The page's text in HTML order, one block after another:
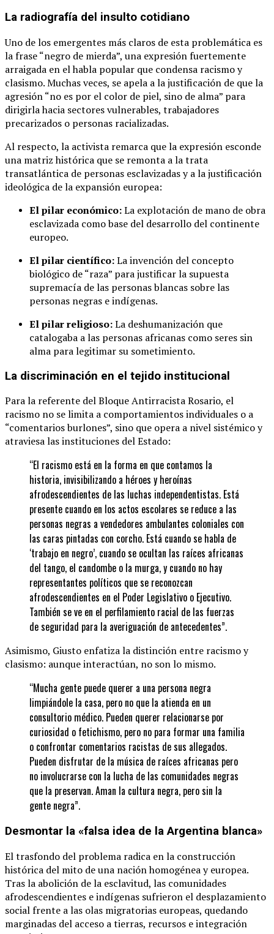
La radiografía del insulto cotidiano
Uno de los emergentes más claros de esta problemática es
la frase “negro de mierda”, una expresión fuertemente
arraigada en el habla popular que condensa racismo y
clasismo. Muchas veces, se apela a la justificación de que la
agresión “no es por el color de piel, sino de alma” para
dirigirla hacia sectores vulnerables, trabajadores
precarizados o personas racializadas.
Al respecto, la activista remarca que la expresión esconde
una matriz histórica que se remonta a la trata
transatlántica de personas esclavizadas y a la justificación
ideológica de la expansión europea:
El pilar económico:La explotación de mano de obra
esclavizada como base del desarrollo del continente
europeo.
El pilar científico:La invención del concepto
biológico de “raza” para justificar la supuesta
supremacía de las personas blancas sobre las
personas negras e indígenas.
El pilar religioso:La deshumanización que
catalogaba a las personas africanas como seres sin
alma para legitimar su sometimiento.
La discriminación en el tejido institucional
Para la referente del Bloque Antirracista Rosario, el
racismo no se limita a comportamientos individuales o a
“comentarios burlones”, sino que opera a nivel sistémico y
atraviesa las instituciones del Estado:
“El racismo está en la forma en que contamos la
historia, invisibilizando a héroes y heroínas
afrodescendientes de las luchas independentistas. Está
presente cuando en los actos escolares se reduce a las
personas negras a vendedores ambulantes coloniales con
las caras pintadas con corcho. Está cuando se habla de
‘trabajo en negro’, cuando se ocultan las raíces africanas
del tango, el candombe o la murga, y cuando no hay
representantes políticos que se reconozcan
afrodescendientes en el Poder Legislativo o Ejecutivo.
También se ve en el perfilamiento racial de las fuerzas
de seguridad para la averiguación de antecedentes”.
Asimismo, Giusto enfatiza la distinción entre racismo y
clasismo: aunque interactúan, no son lo mismo.
“Mucha gente puede querer a una persona negra
limpiándole la casa, pero no que la atienda en un
consultorio médico. Pueden querer relacionarse por
curiosidad o fetichismo, pero no para formar una familia
o confrontar comentarios racistas de sus allegados.
Pueden disfrutar de la música de raíces africanas pero
no involucrarse con la lucha de las comunidades negras
que la preservan. Aman la cultura negra, pero sin la
gente negra”.
Desmontar la «falsa idea de la Argentina blanca»
El trasfondo del problema radica en la construcción
histórica del mito de una nación homogénea y europea.
Tras la abolición de la esclavitud, las comunidades
afrodescendientes e indígenas sufrieron el desplazamiento
social frente a las olas migratorias europeas, quedando
marginadas del acceso a tierras, recursos e integración